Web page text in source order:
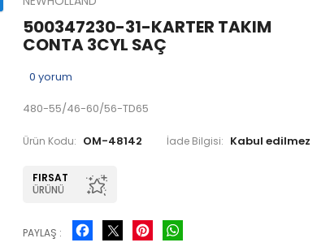
500347230-31-KARTER TAKIM
CONTA 3CYL SAÇ
0 yorum
480-55/46-60/56-TD65
Ürün Kodu: OM-48142 İade Bilgisi:
FIRSAT
ÜRÜNÜ
PAYLAŞ :
Facebook Pinterest